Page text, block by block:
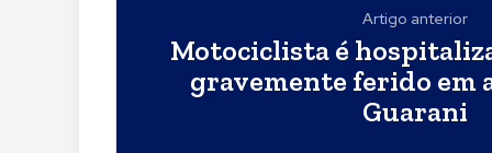
Artigo anterior
Motociclista é
gravemente ferido em
Guarani